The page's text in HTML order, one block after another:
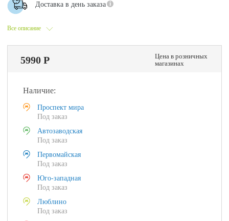
Все описание
Доставка в день заказа
5990 Р
Цена в розничных
магазинах
Наличие:
Проспект мира
Под заказ
Автозаводская
Под заказ
Первомайская
Под заказ
Юго-западная
Под заказ
Люблино
Под заказ